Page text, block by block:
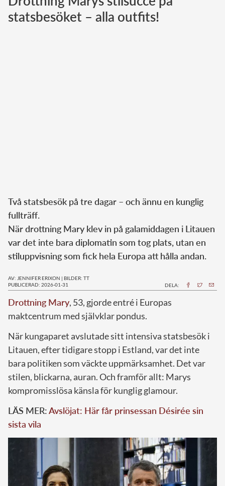
Norska kungahuset
statsbesöket – alla outfits!
Två statsbesök på tre dagar – och ännu en kunglig
fullträff.
När drottning Mary klev in på galamiddagen i Litauen
var det inte bara diplomatin som tog plats, utan en
stiluppvisning som fick hela Europa att hålla andan.
AV: JENNIFER ERIXON | BILDER: TT
PUBLICERAD: 2026-01-31
DELA:
Drottning Mary, 53, gjorde entré i Europas
maktcentrum med självklar pondus.
När kungaparet avslutade sitt intensiva statsbesök i
Litauen, efter tidigare stopp i Estland, var det inte
bara politiken som väckte uppmärksamhet. Det var
stilen, blickarna, auran. Och framför allt: Marys
kompromisslösa känsla för kunglig glamour.
LÄS MER:Avslöjat: Här får prinsessan Désirée sin
sista vila